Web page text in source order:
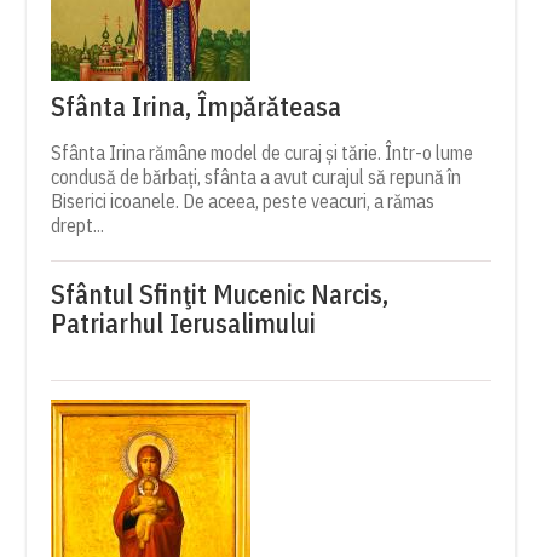
Sfânta Irina, Împărăteasa
Sfânta Irina rămâne model de curaj și tărie. Într-o lume
condusă de bărbați, sfânta a avut curajul să repună în
Biserici icoanele. De aceea, peste veacuri, a rămas
drept...
Sfântul Sfinţit Mucenic Narcis,
Patriarhul Ierusalimului